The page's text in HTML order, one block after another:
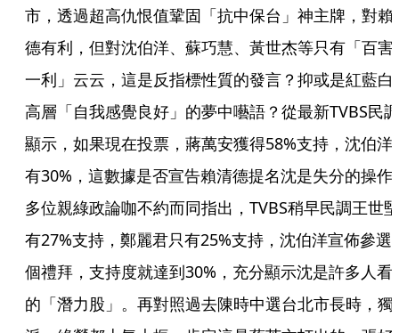
市，透過超高仇恨值鞏固「抗中保台」神主牌，對賴
德有利，但對沈伯洋、蘇巧慧、黃世杰等只有「百害
一利」云云，這是反指標性質的發言？抑或是紅藍白
高層「自我感覺良好」的夢中囈語？從最新TVBS民調
顯示，如果現在投票，蔣萬安獲得58%支持，沈伯洋
有30%，這數據是否宣告賴清德提名沈是失分的操作
多位親綠政論咖不約而同指出，TVBS稍早民調王世堅
有27%支持，鄭麗君只有25%支持，沈伯洋宣佈參選
個禮拜，支持度就達到30%，充分顯示沈是許多人看
的「潛力股」。再對照過去陳時中選台北市長時，獨